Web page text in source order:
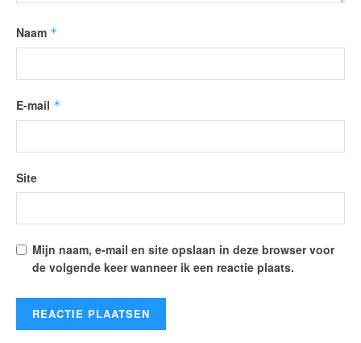
Naam *
E-mail *
Site
Mijn naam, e-mail en site opslaan in deze browser voor
de volgende keer wanneer ik een reactie plaats.